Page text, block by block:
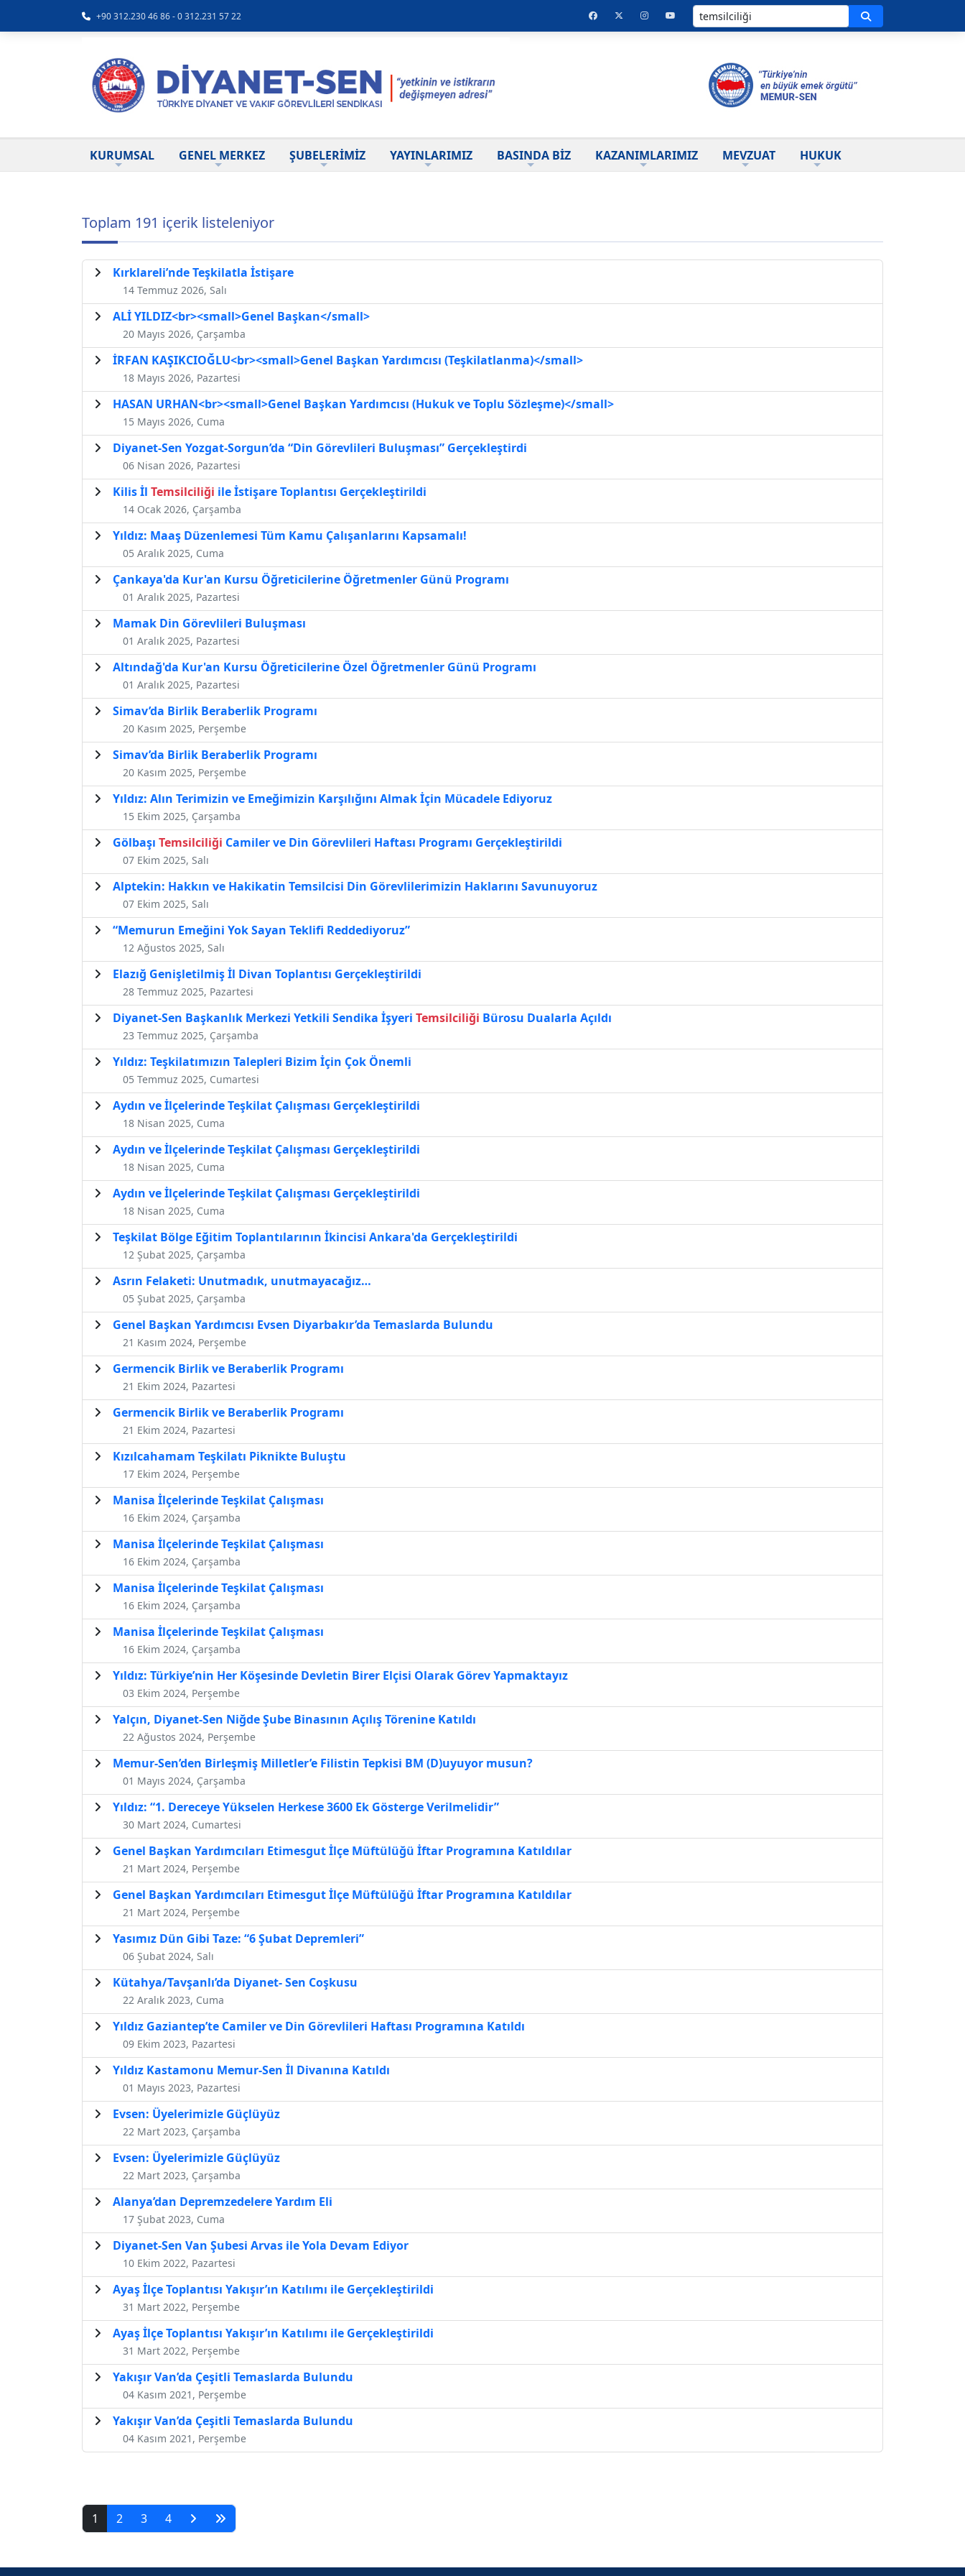
+90 312.230 46 86 - 0 312.231 57 22
KURUMSAL GENEL MERKEZ ŞUBELERİMİZ YAYINLARIMIZ BASINDA BİZ KAZANIMLARIMIZ MEVZUAT HUKUK
Toplam 191 içerik listeleniyor
Kırklareli’nde Teşkilatla İstişare
14 Temmuz 2026, Salı
ALİ YILDIZ<br><small>Genel Başkan</small>
20 Mayıs 2026, Çarşamba
İRFAN KAŞIKCIOĞLU<br><small>Genel Başkan Yardımcısı (Teşkilatlanma)</small>
18 Mayıs 2026, Pazartesi
HASAN URHAN<br><small>Genel Başkan Yardımcısı (Hukuk ve Toplu Sözleşme)</small>
15 Mayıs 2026, Cuma
Diyanet-Sen Yozgat-Sorgun’da “Din Görevlileri Buluşması” Gerçekleştirdi
06 Nisan 2026, Pazartesi
Kilis İl Temsilciliği ile İstişare Toplantısı Gerçekleştirildi
14 Ocak 2026, Çarşamba
Yıldız: Maaş Düzenlemesi Tüm Kamu Çalışanlarını Kapsamalı!
05 Aralık 2025, Cuma
Çankaya'da Kur'an Kursu Öğreticilerine Öğretmenler Günü Programı
01 Aralık 2025, Pazartesi
Mamak Din Görevlileri Buluşması
01 Aralık 2025, Pazartesi
Altındağ'da Kur'an Kursu Öğreticilerine Özel Öğretmenler Günü Programı
01 Aralık 2025, Pazartesi
Simav’da Birlik Beraberlik Programı
20 Kasım 2025, Perşembe
Simav’da Birlik Beraberlik Programı
20 Kasım 2025, Perşembe
Yıldız: Alın Terimizin ve Emeğimizin Karşılığını Almak İçin Mücadele Ediyoruz
15 Ekim 2025, Çarşamba
Gölbaşı Temsilciliği Camiler ve Din Görevlileri Haftası Programı Gerçekleştirildi
07 Ekim 2025, Salı
Alptekin: Hakkın ve Hakikatin Temsilcisi Din Görevlilerimizin Haklarını Savunuyoruz
07 Ekim 2025, Salı
“Memurun Emeğini Yok Sayan Teklifi Reddediyoruz”
12 Ağustos 2025, Salı
Elazığ Genişletilmiş İl Divan Toplantısı Gerçekleştirildi
28 Temmuz 2025, Pazartesi
Diyanet-Sen Başkanlık Merkezi Yetkili Sendika İşyeri Temsilciliği Bürosu Dualarla Açıldı
23 Temmuz 2025, Çarşamba
Yıldız: Teşkilatımızın Talepleri Bizim İçin Çok Önemli
05 Temmuz 2025, Cumartesi
Aydın ve İlçelerinde Teşkilat Çalışması Gerçekleştirildi
18 Nisan 2025, Cuma
Aydın ve İlçelerinde Teşkilat Çalışması Gerçekleştirildi
18 Nisan 2025, Cuma
Aydın ve İlçelerinde Teşkilat Çalışması Gerçekleştirildi
18 Nisan 2025, Cuma
Teşkilat Bölge Eğitim Toplantılarının İkincisi Ankara'da Gerçekleştirildi
12 Şubat 2025, Çarşamba
Asrın Felaketi: Unutmadık, unutmayacağız…
05 Şubat 2025, Çarşamba
Genel Başkan Yardımcısı Evsen Diyarbakır’da Temaslarda Bulundu
21 Kasım 2024, Perşembe
Germencik Birlik ve Beraberlik Programı
21 Ekim 2024, Pazartesi
Germencik Birlik ve Beraberlik Programı
21 Ekim 2024, Pazartesi
Kızılcahamam Teşkilatı Piknikte Buluştu
17 Ekim 2024, Perşembe
Manisa İlçelerinde Teşkilat Çalışması
16 Ekim 2024, Çarşamba
Manisa İlçelerinde Teşkilat Çalışması
16 Ekim 2024, Çarşamba
Manisa İlçelerinde Teşkilat Çalışması
16 Ekim 2024, Çarşamba
Manisa İlçelerinde Teşkilat Çalışması
16 Ekim 2024, Çarşamba
Yıldız: Türkiye’nin Her Köşesinde Devletin Birer Elçisi Olarak Görev Yapmaktayız
03 Ekim 2024, Perşembe
Yalçın, Diyanet-Sen Niğde Şube Binasının Açılış Törenine Katıldı
22 Ağustos 2024, Perşembe
Memur-Sen’den Birleşmiş Milletler’e Filistin Tepkisi BM (D)uyuyor musun?
01 Mayıs 2024, Çarşamba
Yıldız: “1. Dereceye Yükselen Herkese 3600 Ek Gösterge Verilmelidir”
30 Mart 2024, Cumartesi
Genel Başkan Yardımcıları Etimesgut İlçe Müftülüğü İftar Programına Katıldılar
21 Mart 2024, Perşembe
Genel Başkan Yardımcıları Etimesgut İlçe Müftülüğü İftar Programına Katıldılar
21 Mart 2024, Perşembe
Yasımız Dün Gibi Taze: “6 Şubat Depremleri”
06 Şubat 2024, Salı
Kütahya/Tavşanlı’da Diyanet- Sen Coşkusu
22 Aralık 2023, Cuma
Yıldız Gaziantep’te Camiler ve Din Görevlileri Haftası Programına Katıldı
09 Ekim 2023, Pazartesi
Yıldız Kastamonu Memur-Sen İl Divanına Katıldı
01 Mayıs 2023, Pazartesi
Evsen: Üyelerimizle Güçlüyüz
22 Mart 2023, Çarşamba
Evsen: Üyelerimizle Güçlüyüz
22 Mart 2023, Çarşamba
Alanya’dan Depremzedelere Yardım Eli
17 Şubat 2023, Cuma
Diyanet-Sen Van Şubesi Arvas ile Yola Devam Ediyor
10 Ekim 2022, Pazartesi
Ayaş İlçe Toplantısı Yakışır’ın Katılımı ile Gerçekleştirildi
31 Mart 2022, Perşembe
Ayaş İlçe Toplantısı Yakışır’ın Katılımı ile Gerçekleştirildi
31 Mart 2022, Perşembe
Yakışır Van’da Çeşitli Temaslarda Bulundu
04 Kasım 2021, Perşembe
Yakışır Van’da Çeşitli Temaslarda Bulundu
04 Kasım 2021, Perşembe
1 2 3 4